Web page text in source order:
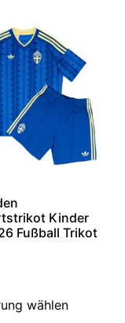
Kinder
Fußball Trikot
wählen